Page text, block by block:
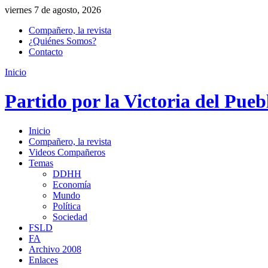
viernes 7 de agosto, 2026
Compañero, la revista
¿Quiénes Somos?
Contacto
Inicio
Partido por la Victoria del
Inicio
Compañero, la revista
Videos Compañeros
Temas
DDHH
Economía
Mundo
Política
Sociedad
FSLD
FA
Archivo 2008
Enlaces